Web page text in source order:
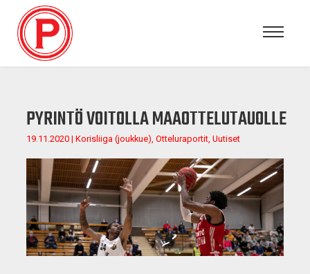
PYRINTÖ VOITOLLA MAAOTTELUTAUOLLE
19.11.2020 | Korisliiga (joukkue), Otteluraportit, Uutiset